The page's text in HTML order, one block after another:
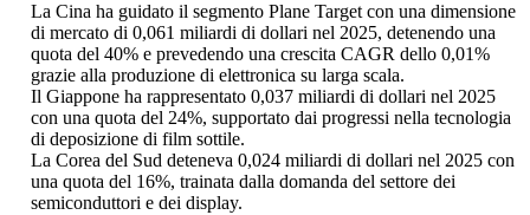
La Cina ha guidato il segmento Plane Target con una dimensione
di mercato di 0,061 miliardi di dollari nel 2025, detenendo una
quota del 40% e prevedendo una crescita CAGR dello 0,01%
grazie alla produzione di elettronica su larga scala.
Il Giappone ha rappresentato 0,037 miliardi di dollari nel 2025
con una quota del 24%, supportato dai progressi nella tecnologia
di deposizione di film sottile.
La Corea del Sud deteneva 0,024 miliardi di dollari nel 2025 con
una quota del 16%, trainata dalla domanda del settore dei
semiconduttori e dei display.